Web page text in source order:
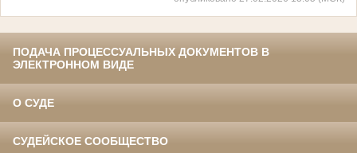
ПОДАЧА ПРОЦЕССУАЛЬНЫХ ДОКУМЕНТОВ В
ЭЛЕКТРОННОМ ВИДЕ
О СУДЕ
СУДЕЙСКОЕ СООБЩЕСТВО